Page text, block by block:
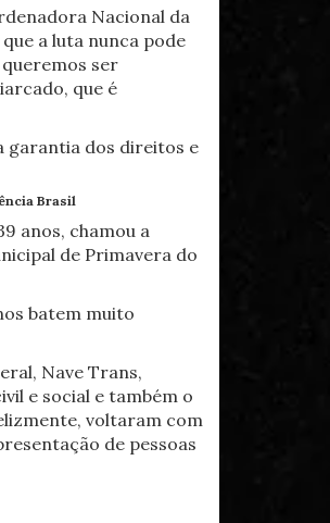
Nacional da
a luta nunca pode
ser
que é
Brasil
anos, chamou a
de Primavera do
batem muito
Nave Trans,
e social e também o
voltaram com
de pessoas